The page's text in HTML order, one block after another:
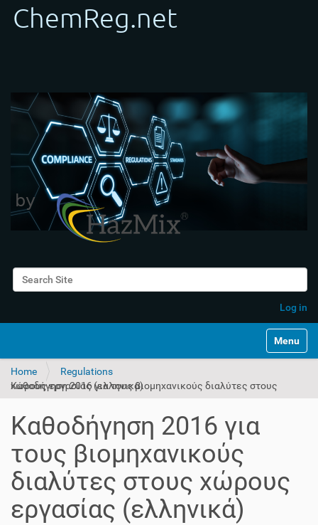
Search Site
Log in
Toggle
Home
Regulations
Καθοδήγηση 2016 για τους βιομηχανικούς διαλύτες στους χώρους εργασίας (ελληνικά)
Καθοδήγηση 2016 για
τους βιομηχανικούς
διαλύτες στους χώρους
εργασίας (ελληνικά)